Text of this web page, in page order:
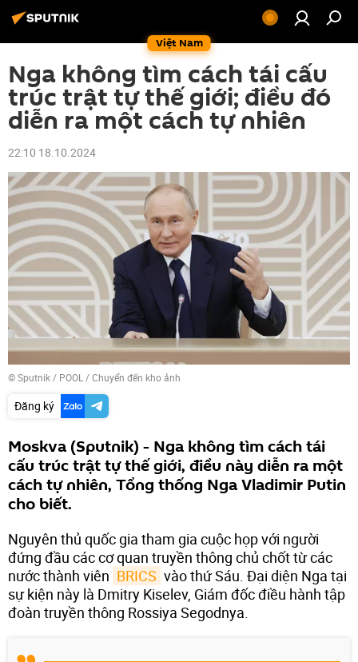
Việt Nam
Nga không tìm cách tái cấu
trúc trật tự thế giới; điều đó
diễn ra một cách tự nhiên
22:10 18.10.2024
© Sputnik / POOL /Chuyển đến kho ảnh
Đăng ký
Moskva (Sputnik) - Nga không tìm cách tái
cấu trúc trật tự thế giới, điều này diễn ra một
cách tự nhiên, Tổng thống Nga Vladimir Putin
cho biết.
Nguyên thủ quốc gia tham gia cuộc họp với người
đứng đầu các cơ quan truyền thông chủ chốt từ các
nước thành viên BRICS vào thứ Sáu. Đại diện Nga tại
sự kiện này là Dmitry Kiselev, Giám đốc điều hành tập
đoàn truyền thông Rossiya Segodnya.